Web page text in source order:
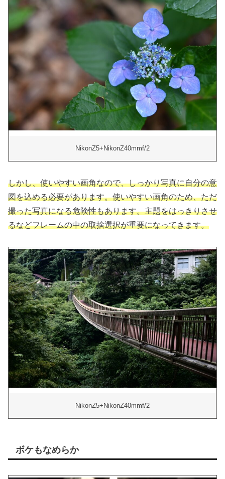
NikonZ5+NikonZ40mmf/2
しかし、使いやすい画角なので、しっかり写真に自分の意
図を込める必要があります。使いやすい画角のため、ただ
撮った写真になる危険性もあります。主題をはっきりさせ
るなどフレームの中の取捨選択が重要になってきます。
NikonZ5+NikonZ40mmf/2
ボケもなめらか